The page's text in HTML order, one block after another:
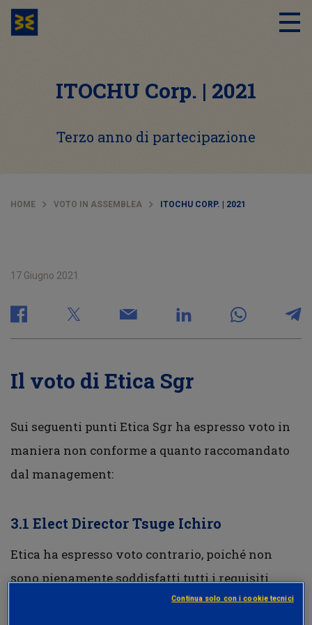
ITOCHU Corp. | 2021
Terzo anno di partecipazione
HOME VOTO IN ASSEMBLEA ITOCHU CORP. | 2021
17 Giugno 2021
Il voto di Etica Sgr
Sui seguenti punti Etica Sgr ha espresso voto in
maniera non conforme a quanto raccomandato
dal management:
3.1 Elect Director Tsuge Ichiro
Etica ha espresso voto contrario, poiché non
sono pienamente soddisfatti tutti i requisiti
ritenuti rilevanti secondo la propria Politica di
Continua solo con i cookie tecnici